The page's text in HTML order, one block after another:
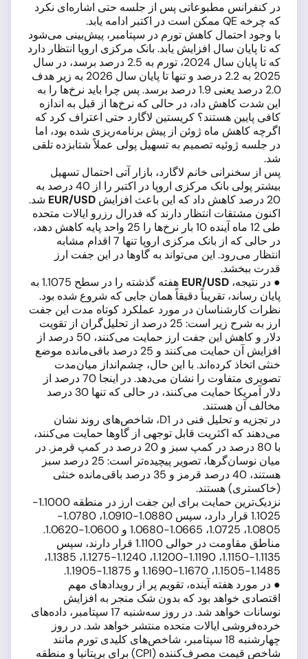
در کنفرانس مطبوعاتی پس از جلسه حتی اشاره‌ای نکرد
که چرخه QE ممکن است در اکتبر ادامه یابد.
با وجود احتمال کاهش تورم در سپتامبر، پیش‌بینی می‌شود
که تا پایان سال افزایش یابد. بانک مرکزی اروپا انتظار دارد
که تا پایان سال 2024، تورم به 2.5 درصد برسد، در سال
2025 به 2.2 درصد و تنها تا پایان سال 2026 به زیر هدف
2.0 درصد یعنی 1.9 درصد برسد. پس چرا باید نرخ‌ها را به
این شدت کاهش داد، در حالی که نرخ‌ها از قبل به اندازه
کافی پایین هستند؟ کریستین لاگارد حتی اعتراف کرد که
اگرچه کاهش ماه ژوئن از پیش برنامه‌ریزی شده بود، اما
در جلسه ژوئیه تصمیم به تسهیل پولی عملاً شتابزده تلقی
شد.
پس از سخنرانی خانم لاگارد، بازار آتی احتمال تسهیل
بیشتر پولی بانک مرکزی اروپا در اکتبر را از 40 درصد به
20 درصد کاهش داد که این باعث افزایش
EUR/USD شد.
اکنون مشتقات انتظار دارند که فدرال رزرو ایالات متحده
طی 12 ماه آینده 10 بار نرخ‌ها را 25 واحد پایه کاهش دهد،
در حالی که از بانک مرکزی اروپا تنها 7 اقدام مشابه
انتظار می‌رود. این می‌تواند به گاوها در این جفت ارز
قدرت ببخشد.
● در نتیجه، EUR/USD
هفته گذشته را در سطح 1.1075 به
پایان رساند، تقریباً دقیقاً همان جایی که شروع شده بود.
نظرات کارشناسان در مورد عملکرد کوتاه مدت این جفت
ارز به شرح زیر است: 25 درصد از تحلیل‌گران از تقویت
دلار و کاهش این جفت ارز حمایت می‌کنند، 50 درصد از
افزایش آن حمایت می‌کنند و 25 درصد باقی‌مانده موضع
خنثی اتخاذ کرده‌اند. با این حال، چشم‌انداز میان‌مدت
تصویری متفاوت را نشان می‌دهد. در اینجا 70 درصد از
دلار آمریکا حمایت می‌کنند، در حالی که تنها 30 درصد
مخالف آن هستند.
در تجزیه و تحلیل فنی در D1، شاخص‌های روند نشان
می‌دهند که اکثریت قابل توجهی از گاوها حمایت می‌کنند،
با 80 درصد در کمپ سبز و 20 درصد در کمپ قرمز. در
میان نوسان‌گرها، تصویر پیچیده‌تر است: 25 درصد سبز
هستند، 40 درصد قرمز و 35 درصد باقی‌مانده خنثی
(خاکستری) هستند.
نزدیک‌ترین حمایت برای این جفت ارز در منطقه 1.1000-
1.1025 قرار دارد، سپس 1.0880-1.0910، 1.0780-
1.0805، 1.0725، 1.0665-1.0680 و 1.0600-1.0620.
مناطق مقاومت در حوالی 1.1100 قرار دارند، سپس
1.1135-1.1150، 1.1190-1.1200، 1.1240-1.1275، 1.1385،
1.1485-1.1505، 1.1670-1.1690 و 1.1875-1.1905.
● در مورد هفته آینده، تقویم پر از رویدادهای مهم
اقتصادی خواهد بود که بدون شک منجر به افزایش
نوسانات خواهد شد. در روز سه‌شنبه 17 سپتامبر، داده‌های
خرده‌فروشی ایالات متحده منتشر خواهد شد. در روز
چهارشنبه 18 سپتامبر، شاخص‌های کلیدی تورم مانند
شاخص قیمت مصرف‌کننده (CPI) برای بریتانیا و منطقه